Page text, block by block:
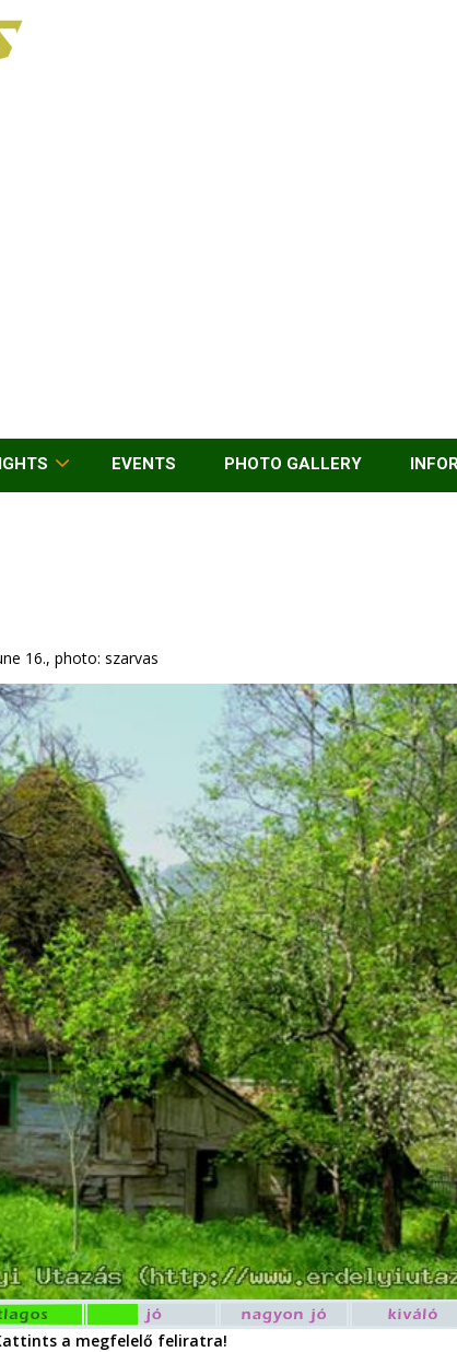
EVENTS PHOTO GALLERY
16., photo: szarvas
a megfelelő feliratra!